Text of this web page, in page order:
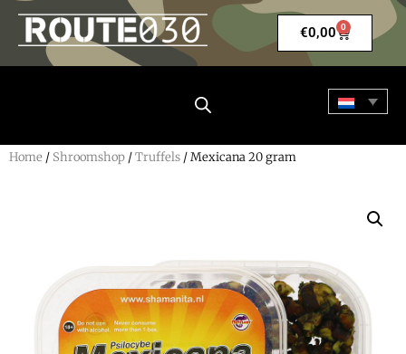
€0,00 0
Home / Shroomshop /Truffels / Mexicana 20 gram